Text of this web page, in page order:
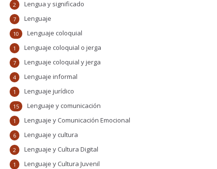
Lengua y significado
2
Lenguaje
7
Lenguaje coloquial
10
Lenguaje coloquial o jerga
1
Lenguaje coloquial y jerga
7
Lenguaje informal
4
Lenguaje jurídico
1
Lenguaje y comunicación
15
Lenguaje y Comunicación Emocional
1
Lenguaje y cultura
6
Lenguaje y Cultura Digital
2
Lenguaje y Cultura Juvenil
1